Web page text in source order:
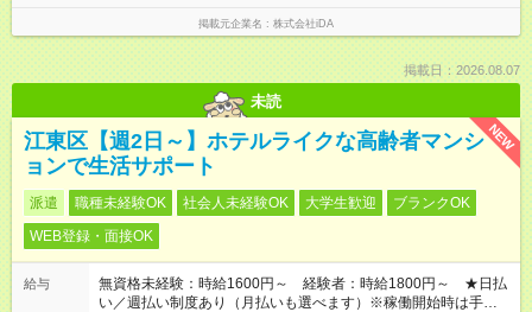
掲載元企業名 株式会社iDA
掲載日：2026.08.07
未読
NEW
江東区【週2日～】ホテルライクな高齢者マンシ
ョンで生活サポート
派遣 職種未経験OK 社会人未経験OK 大学生歓迎
ブランクOK
WEB登録・面接OK
給与
無資格未経験：時給1600円～ 経験者：時給1800円～ ★日払
い／週払い制度あり（月払いも選べます）※稼働開始時は手続き